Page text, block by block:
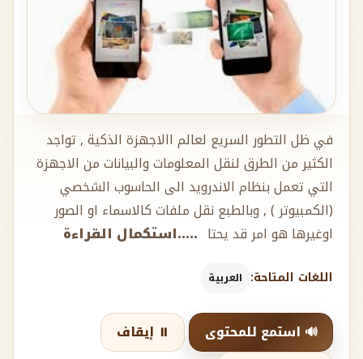
في ظل التطور السريع لعالم االاجهزة الذكية , تواجد
الكثير من الطرق لنقل المعلومات والبيانات من الاجهزة
التي تعمل بنظام الاندرويد الى الحاسوب الشخصي
(الكمبيوتر ) , وبالطبع نقل ملفات كالاسماء او الصور
اوغيرها هو امر قد يحتا .....استكمال القراءة
اللغات المتاحة: العربية
🔊 استمع للمحتوى
⏸️ إيقاف